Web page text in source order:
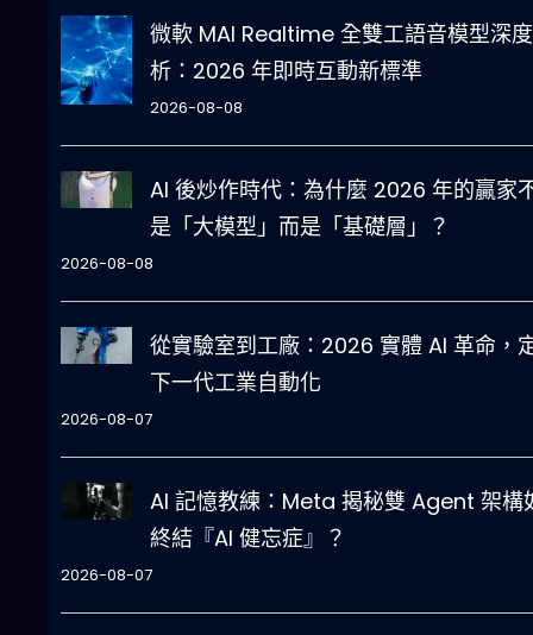
微軟 MAI Realtime 全雙工語音模型深
析：2026 年即時互動新標準
2026-08-08
AI 後炒作時代：為什麼 2026 年的贏家
是「大模型」而是「基礎層」？
2026-08-08
從實驗室到工廠：2026 實體 AI 革命，
下一代工業自動化
2026-08-07
AI 記憶教練：Meta 揭秘雙 Agent 架構
終結『AI 健忘症』？
2026-08-07